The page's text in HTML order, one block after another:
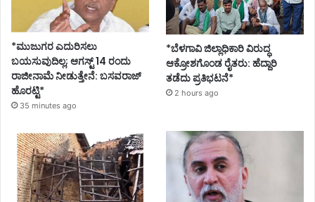
*ಮುಜುಗರ ಎದುರಿಸಲು
ಬಯಸುವುದಿಲ್ಲ; ಆಗಸ್ಟ್ 14 ರಂದು
ರಾಜೀನಾಮೆ ನೀಡುತ್ತೇನೆ: ಬಸವರಾಜ್
ಹೊರಟ್ಟಿ*
35 minutes ago
*ಬೆಳಗಾವಿ ಜಿಲ್ಲಾಧಿಕಾರಿ ವಿರುದ್ಧ
ಆಕ್ರೋಶಗೊಂಡ ರೈತರು: ಹೆದ್ದಾರಿ
ತಡೆದು ಪ್ರತಿಭಟನೆ*
2 hours ago